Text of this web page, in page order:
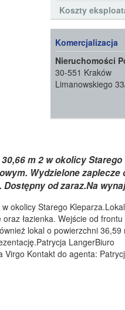
Koszty
Komercjalizacja
Nieruchomości
30-551 Kraków
Limanowskiego
m 2 w okolicy Starego
Wydzielone zaplecze
od zaraz.Na
okolicy Starego
łazienka. Wejście od frontu
lokal o powierzchni 36,59
LangerBiuro
Virgo Kontakt do agenta: